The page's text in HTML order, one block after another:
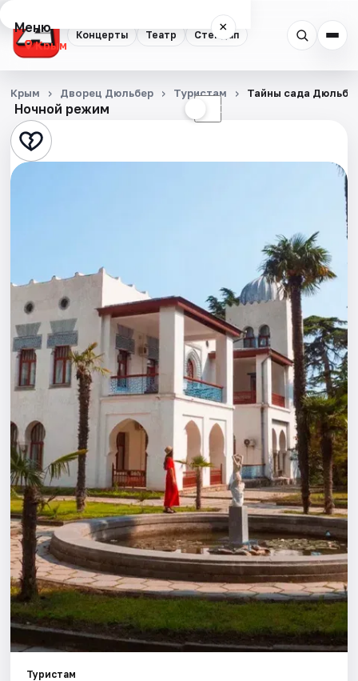
Концерты Театр Стендап
Меню ×
Крым
Концерты
Театр
Стендап
Площадки
Артисты
Рейтинги
Ночной режим ☾
Крым Дворец Дюльбер Туристам Тайны сада
Туристам